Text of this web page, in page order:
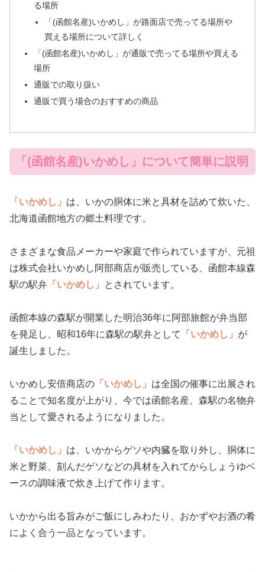
る場所
「(函館名産)いかめし」が路面店で売ってる場所や
買える場所について詳しく
「(函館名産)いかめし」が通販で売ってる場所や買える
場所
通販での取り扱い
通販で買う場合のおすすめの商品
「(函館名産)いかめし」について簡単に説明
「いかめし」 は、いかの胴体に米と具材を詰めて炊いた、
北海道函館地方の郷土料理です。
さまざまな食品メーカーや家庭で作られていますが、元祖
は株式会社いかめし阿部商店が販売している、函館本線森
駅の駅弁 「いかめし」 とされています。
函館本線の森駅が開業した明治36年に阿部旅館が弁当部
を発足し、昭和16年に森駅の駅弁として
「いかめし」 が
誕生しました。
いかめし安倍商店の 「いかめし」 は全国の催事に出展され
ることで知名度が上がり、今では函館名産、森駅の名物弁
当として愛されるようになりました。
「いかめし」 は、いかからゲソや内臓を取り外し、胴体に
米と野菜、刻んだゲソなどの具材を入れてからしょうゆベ
ースの調味液で炊き上げて作ります。
いかから出る旨みがご飯にしみわたり、おかずやお酒の肴
によく合う一品となっています。